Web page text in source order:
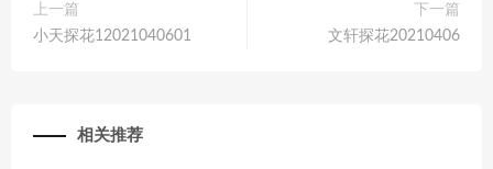
上一篇
小天探花12021040601
下一篇
文轩探花20210406
相关推荐